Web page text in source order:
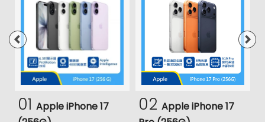
01 Apple iPhone 17
02 Apple iPhone 17